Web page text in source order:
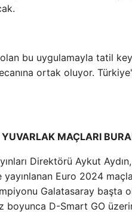
bu uygulamayla tatil
ortak oluyor.
MAÇLARI
Direktörü Aykut
yayınlanan Euro 2024
Galatasaray başta
boyunca D-Smart GO